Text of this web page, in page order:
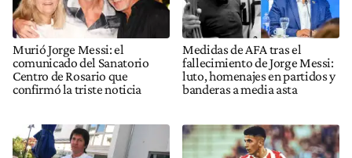
Murió Jorge Messi: el
comunicado del Sanatorio
Centro de Rosario que
confirmó la triste noticia
Medidas de AFA tras el
fallecimiento de Jorge Messi:
luto, homenajes en partidos y
banderas a media asta